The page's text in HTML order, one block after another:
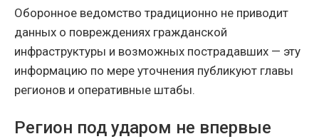
Оборонное ведомство традиционно не приводит
данных о повреждениях гражданской
инфраструктуры и возможных пострадавших — эту
информацию по мере уточнения публикуют главы
регионов и оперативные штабы.
Регион под ударом не впервые